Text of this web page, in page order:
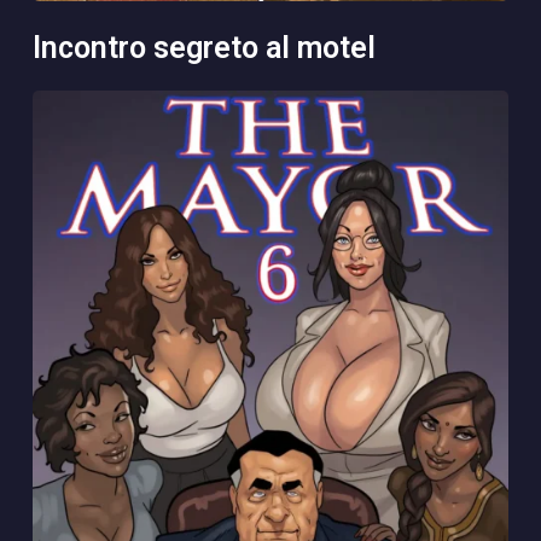
incontro segreto al motel